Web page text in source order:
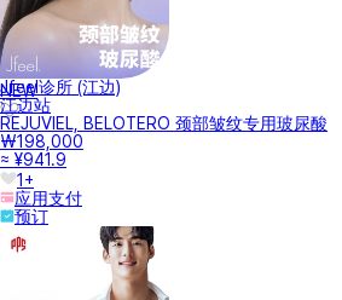
NEW
Jfeel诊所 (江边)
江边站
REJUVIEL, BELOTERO 颈部皱纹专用玻尿酸
₩198,000
≈ ¥941.9
1+
应用支付
预订